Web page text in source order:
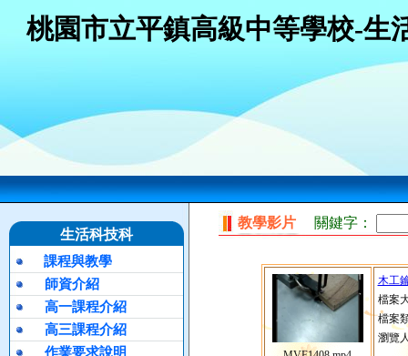
桃園市立平鎮高級中等學校-生
生活科技科
課程與教學
師資介紹
高一課程介紹
高三課程介紹
作業要求說明
教學影片 關鍵字：
木工
檔案
檔案
瀏覽